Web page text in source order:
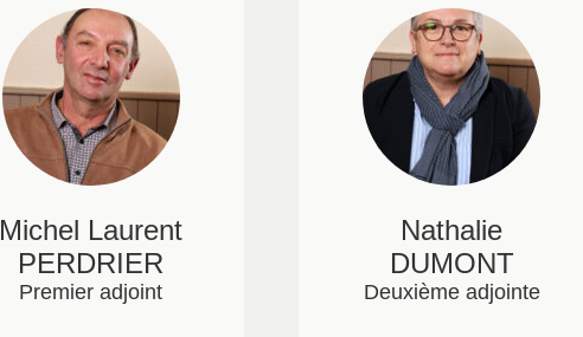
Michel Laurent
PERDRIER
Premier adjoint
Nathalie
DUMONT
Deuxième adjointe